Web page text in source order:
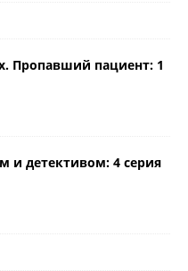
Пропавший пациент: 1
и детективом: 4 серия